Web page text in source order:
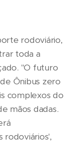
rodoviário,
toda a
"O futuro
Ônibus zero
complexos do
mãos dadas.
rodoviários',